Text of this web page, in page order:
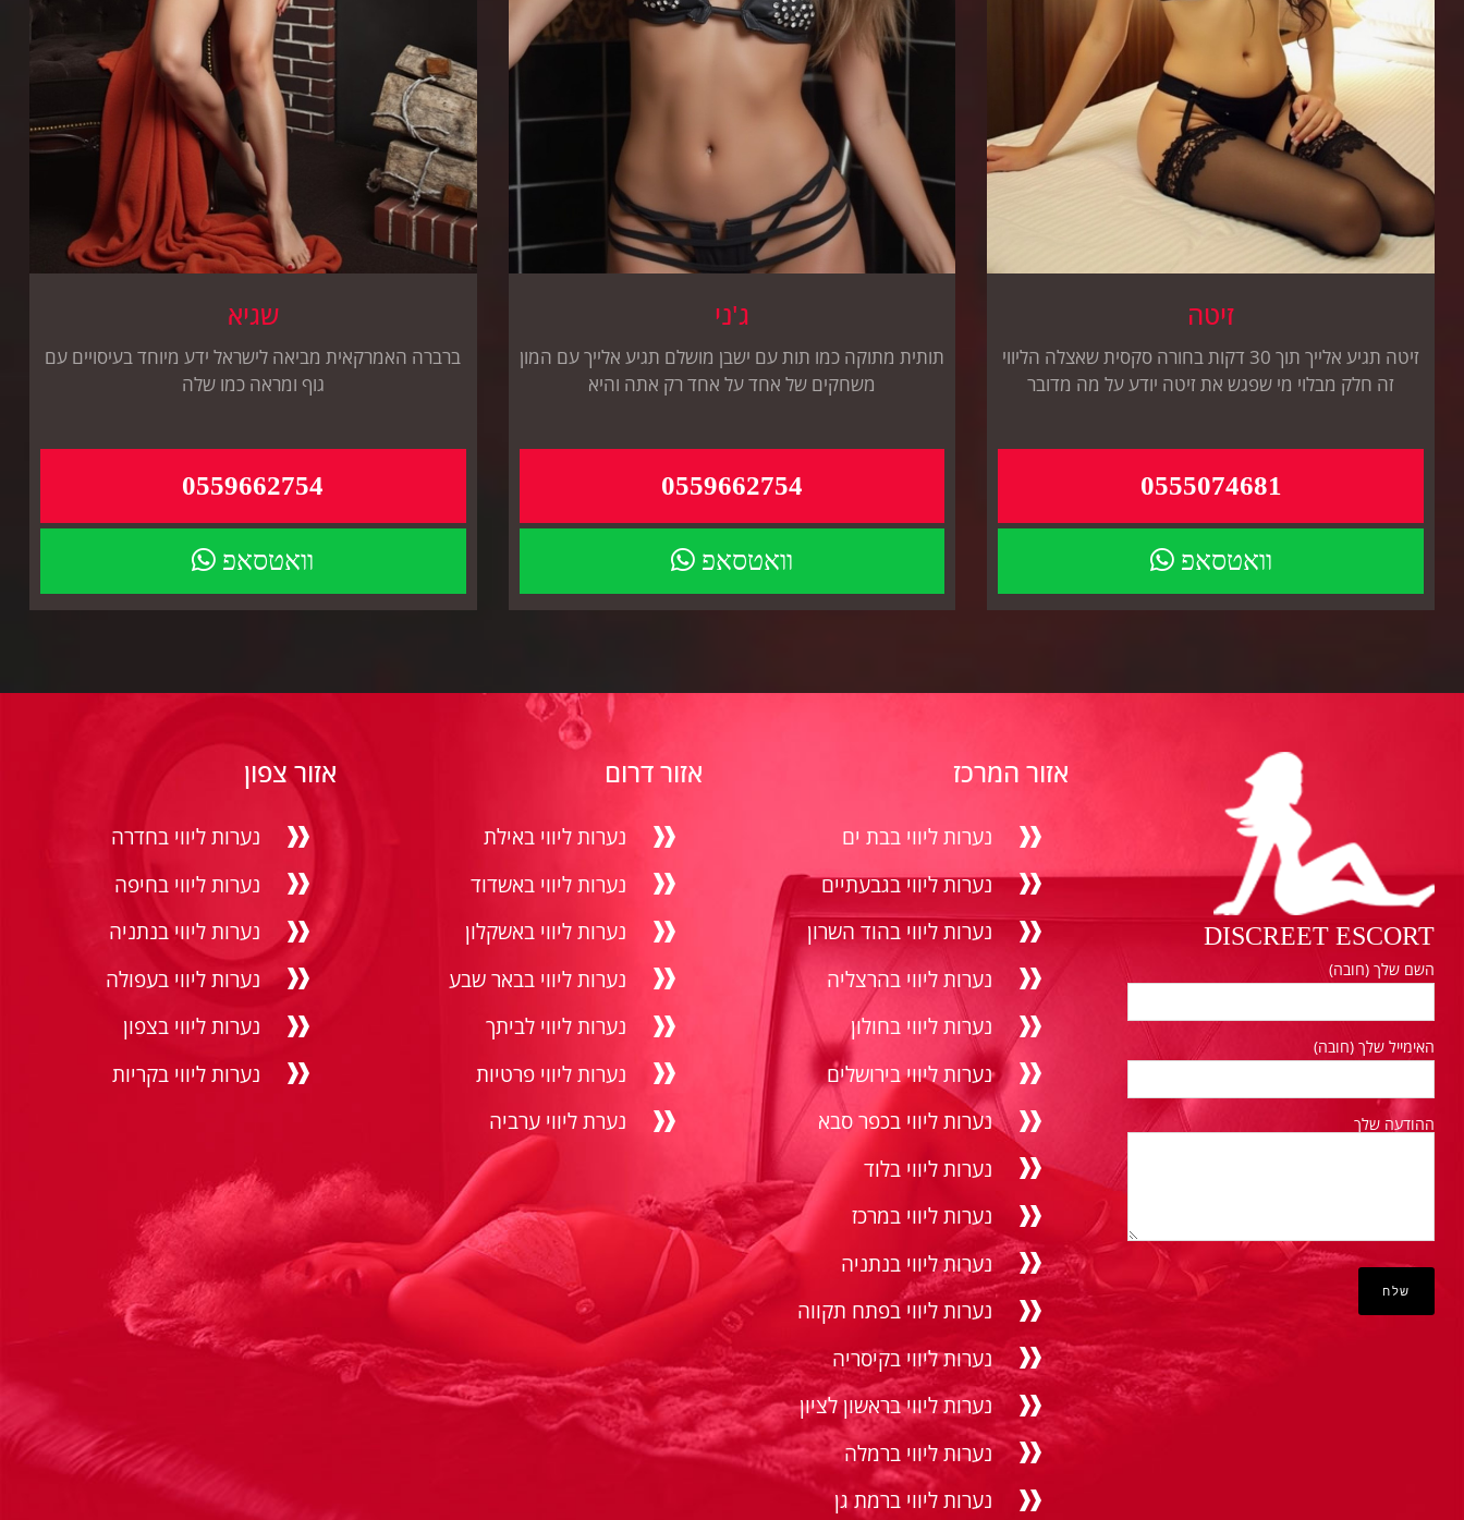
זיטה
זיטה תגיע אלייך תוך 30 דקות בחורה סקסית שאצלה הליווי
זה חלק מבלוי מי שפגש את זיטה יודע על מה מדובר
0555074681
וואטסאפ
ג'ני
תותית מתוקה כמו תות עם ישבן מושלם תגיע אלייך עם המון
משחקים של אחד על אחד רק אתה והיא
0559662754
וואטסאפ
שגיא
ברברה האמרקאית מביאה לישראל ידע מיוחד בעיסויים עם
גוף ומראה כמו שלה
0559662754
וואטסאפ
DISCREET ESCORT
השם שלך (חובה)
האימייל שלך (חובה)
ההודעה שלך
אזור המרכז
נערות ליווי בבת ים
נערות ליווי בגבעתיים
נערות ליווי בהוד השרון
נערות ליווי בהרצליה
נערות ליווי בחולון
נערות ליווי בירושלים
נערות ליווי בכפר סבא
נערות ליווי בלוד
נערות ליווי במרכז
נערות ליווי בנתניה
נערות ליווי בפתח תקווה
נערות ליווי בקיסריה
נערות ליווי בראשון לציון
נערות ליווי ברמלה
נערות ליווי ברמת גן
אזור דרום
נערות ליווי באילת
נערות ליווי באשדוד
נערות ליווי באשקלון
נערות ליווי בבאר שבע
נערות ליווי לביתך
נערות ליווי פרטיות
נערת ליווי ערביה
אזור צפון
נערות ליווי בחדרה
נערות ליווי בחיפה
נערות ליווי בנתניה
נערות ליווי בעפולה
נערות ליווי בצפון
נערות ליווי בקריות